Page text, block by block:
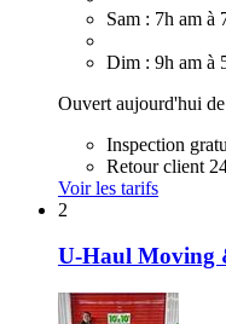
Sam : 7h am à
Dim : 9h am à
Ouvert aujourd'hui
Inspection
Retour client
Voir les tarifs
2
U-Haul Moving